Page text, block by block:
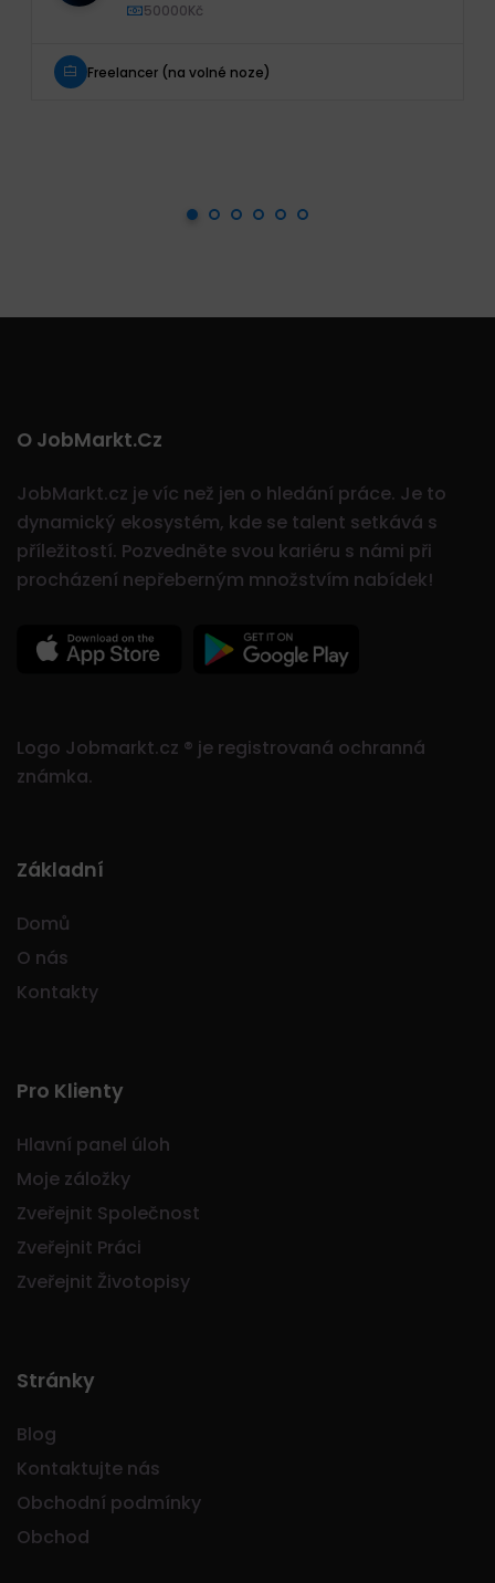
50000Kč
Freelancer (na volné noze)
O JobMarkt.cz
JobMarkt.cz je víc než jen o hledání práce. Je to
dynamický ekosystém, kde se talent setkává s
příležitostí. Pozvedněte svou kariéru s námi při
procházení nepřeberným množstvím nabídek!
Logo Jobmarkt.cz ® je registrovaná ochranná
známka.
Základní
Domů
O nás
Kontakty
Pro Klienty
Hlavní panel úloh
Moje záložky
Zveřejnit Společnost
Zveřejnit Práci
Zveřejnit Životopisy
Stránky
Blog
Kontaktujte nás
Obchodní podmínky
Obchod